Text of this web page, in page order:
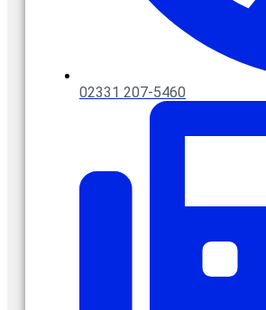
02331 207-5460